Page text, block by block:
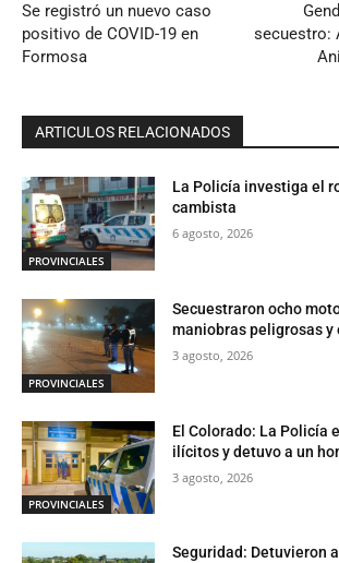
Se registró un nuevo caso
positivo de COVID-19 en
Formosa
secuestro:
ARTICULOS RELACIONADOS
PROVINCIALES
La Policía investiga el
cambista
6 agosto, 2026
PROVINCIALES
Secuestraron ocho
maniobras peligrosas y
3 agosto, 2026
PROVINCIALES
El Colorado: La Policía
ilícitos y detuvo a un
3 agosto, 2026
Seguridad: Detuvieron